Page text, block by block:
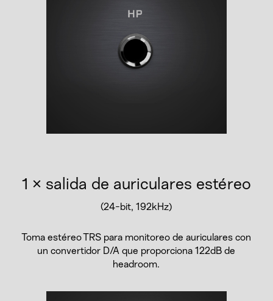
1 × salida de auriculares estéreo
(24-bit, 192kHz)
Toma estéreo TRS para monitoreo de auriculares con
un convertidor D/A que proporciona 122dB de
headroom.